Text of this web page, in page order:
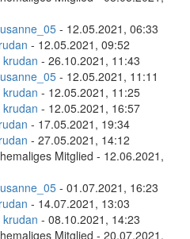
- 12.05.2021, 06:33
- 12.05.2021, 09:52
krudan - 26.10.2021, 11:43
- 12.05.2021, 11:11
krudan - 12.05.2021, 11:25
krudan - 12.05.2021, 16:57
- 17.05.2021, 19:34
- 27.05.2021, 14:12
Mitglied - 12.06.2021,
- 01.07.2021, 16:23
- 14.07.2021, 13:03
krudan - 08.10.2021, 14:23
Mitglied - 20.07.2021,